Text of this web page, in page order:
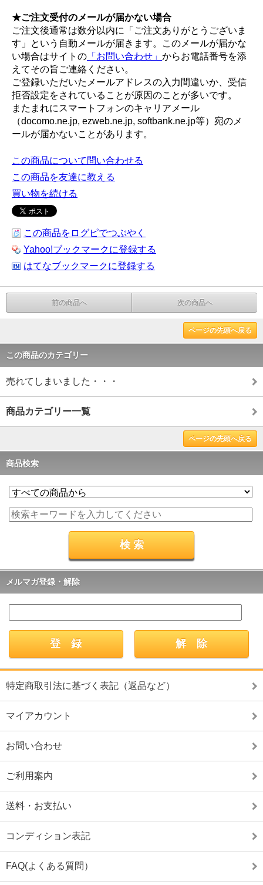
★ご注文受付のメールが届かない場合
ご注文後通常は数分以内に「ご注文ありがとうございま
す」という自動メールが届きます。このメールが届かな
い場合はサイトの 「お問い合わせ」 からお電話番号を添
えてその旨ご連絡ください。
ご登録いただいたメールアドレスの入力間違いか、受信
拒否設定をされていることが原因のことが多いです。
またまれにスマートフォンのキャリアメール
（docomo.ne.jp, ezweb.ne.jp, softbank.ne.jp等）宛のメ
ールが届かないことがあります。
この商品について問い合わせる
この商品を友達に教える
買い物を続ける
この商品をログピでつぶやく
Yahoo!ブックマークに登録する
はてなブックマークに登録する
前の商品へ 次の商品へ
ページの先頭へ戻る
この商品のカテゴリー
売れてしまいました・・・
商品カテゴリー一覧
ページの先頭へ戻る
商品検索
メルマガ登録・解除
特定商取引法に基づく表記（返品など）
マイアカウント
お問い合わせ
ご利用案内
送料・お支払い
コンディション表記
FAQ(よくある質問）